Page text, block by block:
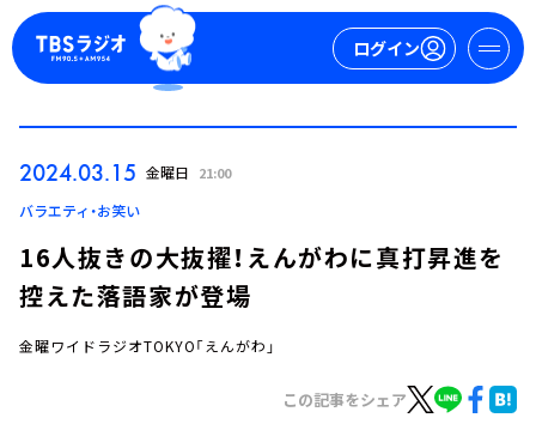
ログイン
ログイン
2024.03.15 金曜日 21:00
バラエティ・お笑い
16人抜きの大抜擢！えんがわに真打昇進を
控えた落語家が登場
金曜ワイドラジオTOKYO「えんがわ」
この記事をシェア